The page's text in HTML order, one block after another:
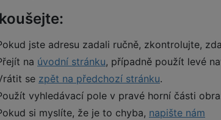
jste adresu zadali ručně, zkontrolujte,
na úvodní stránku, případně použít levé
se zpět na předchozí stránku.
vyhledávací pole v pravé horní části
si myslíte, že je to chyba, napište nám